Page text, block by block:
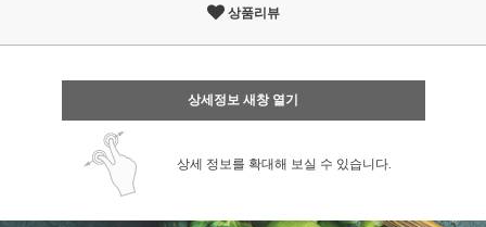
상품리뷰
상세정보 새창 열기
상세 정보를 확대해 보실 수 있습니다.